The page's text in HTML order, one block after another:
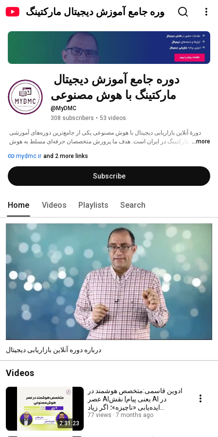
دوره جامع آموزش دیجیتال مارکتینگ
مارکتینگ با هوش مصنوعی
@MyDMC
308 subscribers • 53 videos
...more
mydmc.ir and 2 more links
Subscribe
Home Videos Playlists Search
درباره دوره آنلاین بازاریابی دیجیتال
Videos
2:31:23
ادوین قاسمی:متخصص هوشمند در
عصر AIیعنی پیام| نقش AI در
ایده‌یابی «ناچیزه»؛ اگر زیاد
شد،اشتباه می‌ری
77 views 7 months ago